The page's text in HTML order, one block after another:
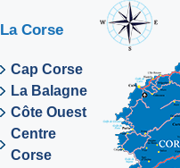
La Corse
Cap Corse
La Balagne
Côte Ouest
Centre
Corse